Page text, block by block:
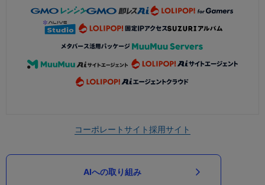
コーポレートサイト採用サイト
AIへの取り組み